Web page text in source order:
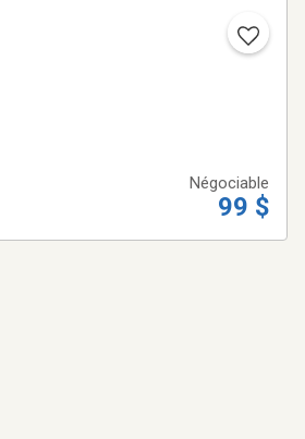
Négociable
99 $